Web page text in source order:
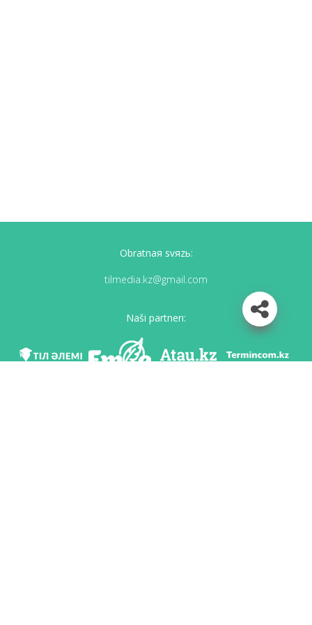
Obratnaя svяzь:
tilmedia.kz@gmail.com
Naši partnerı: